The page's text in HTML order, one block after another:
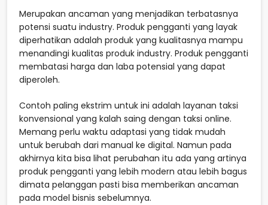
Merupakan ancaman yang menjadikan terbatasnya
potensi suatu industry. Produk pengganti yang layak
diperhatikan adalah produk yang kualitasnya mampu
menandingi kualitas produk industry. Produk pengganti
membatasi harga dan laba potensial yang dapat
diperoleh.
Contoh paling ekstrim untuk ini adalah layanan taksi
konvensional yang kalah saing dengan taksi online.
Memang perlu waktu adaptasi yang tidak mudah
untuk berubah dari manual ke digital. Namun pada
akhirnya kita bisa lihat perubahan itu ada yang artinya
produk pengganti yang lebih modern atau lebih bagus
dimata pelanggan pasti bisa memberikan ancaman
pada model bisnis sebelumnya.